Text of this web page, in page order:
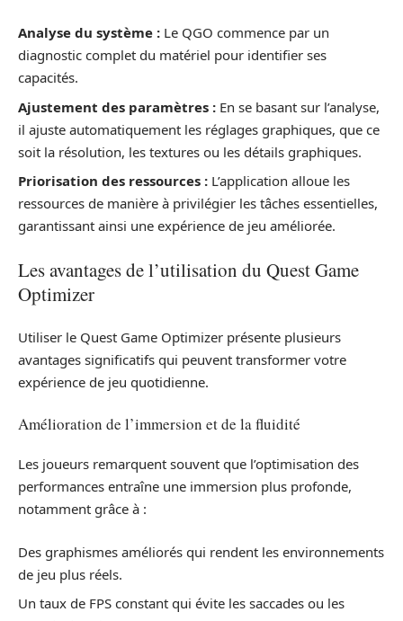
Analyse du système : Le QGO commence par un
diagnostic complet du matériel pour identifier ses
capacités.
Ajustement des paramètres : En se basant sur l’analyse,
il ajuste automatiquement les réglages graphiques, que ce
soit la résolution, les textures ou les détails graphiques.
Priorisation des ressources : L’application alloue les
ressources de manière à privilégier les tâches essentielles,
garantissant ainsi une expérience de jeu améliorée.
Les avantages de l’utilisation du Quest Game
Optimizer
Utiliser le Quest Game Optimizer présente plusieurs
avantages significatifs qui peuvent transformer votre
expérience de jeu quotidienne.
Amélioration de l’immersion et de la fluidité
Les joueurs remarquent souvent que l’optimisation des
performances entraîne une immersion plus profonde,
notamment grâce à :
Des graphismes améliorés qui rendent les environnements
de jeu plus réels.
Un taux de FPS constant qui évite les saccades ou les